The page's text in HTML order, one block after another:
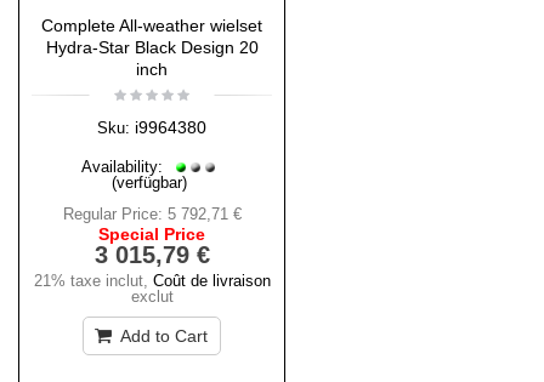
Complete All-weather wielset
Hydra-Star Black Design 20
inch
Sku: i9964380
Availability:
(verfügbar)
Regular Price: 5 792,71 €
Special Price
3 015,79 €
21% taxe inclut, Coût de livraison
exclut
Add to Cart